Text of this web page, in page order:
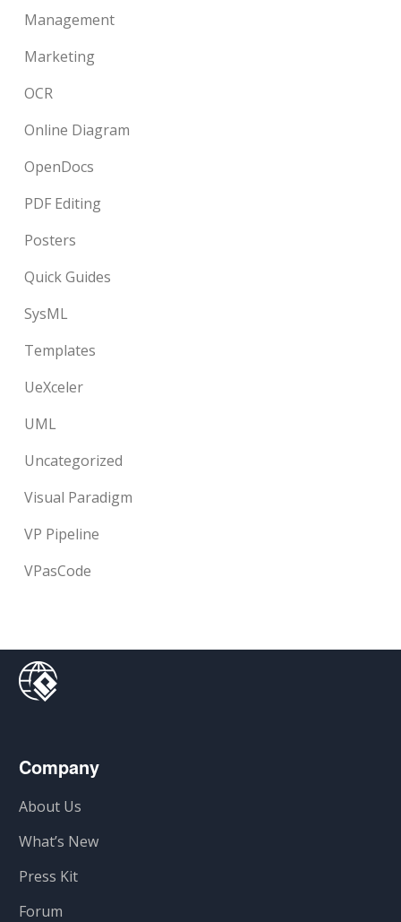
Management
Marketing
OCR
Online Diagram
OpenDocs
PDF Editing
Posters
Quick Guides
SysML
Templates
UeXceler
UML
Uncategorized
Visual Paradigm
VP Pipeline
VPasCode
Company
About Us
What’s New
Press Kit
Forum